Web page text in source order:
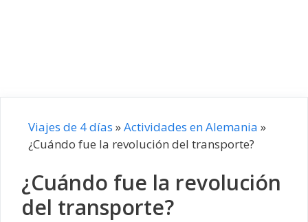
Viajes de 4 días »Actividades en Alemania »
¿Cuándo fue la revolución del transporte?
¿Cuándo fue la revolución
del transporte?